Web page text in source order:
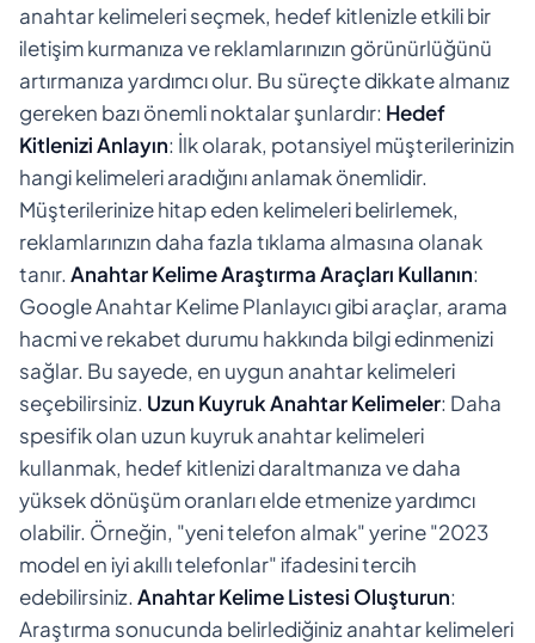
anahtar kelimeleri seçmek, hedef kitlenizle etkili bir
iletişim kurmanıza ve reklamlarınızın görünürlüğünü
artırmanıza yardımcı olur. Bu süreçte dikkate almanız
gereken bazı önemli noktalar şunlardır: Hedef
Kitlenizi Anlayın: İlk olarak, potansiyel müşterilerinizin
hangi kelimeleri aradığını anlamak önemlidir.
Müşterilerinize hitap eden kelimeleri belirlemek,
reklamlarınızın daha fazla tıklama almasına olanak
tanır. Anahtar Kelime Araştırma Araçları Kullanın:
Google Anahtar Kelime Planlayıcı gibi araçlar, arama
hacmi ve rekabet durumu hakkında bilgi edinmenizi
sağlar. Bu sayede, en uygun anahtar kelimeleri
seçebilirsiniz. Uzun Kuyruk Anahtar Kelimeler: Daha
spesifik olan uzun kuyruk anahtar kelimeleri
kullanmak, hedef kitlenizi daraltmanıza ve daha
yüksek dönüşüm oranları elde etmenize yardımcı
olabilir. Örneğin, "yeni telefon almak" yerine "2023
model en iyi akıllı telefonlar" ifadesini tercih
edebilirsiniz. Anahtar Kelime Listesi Oluşturun:
Araştırma sonucunda belirlediğiniz anahtar kelimeleri